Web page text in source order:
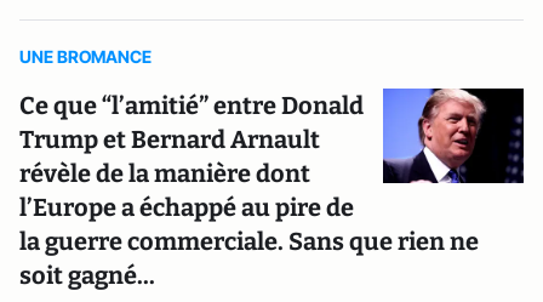
UNE BROMANCE
Ce que “l’amitié” entre Donald
Trump et Bernard Arnault
révèle de la manière dont
l’Europe a échappé au pire de
la guerre commerciale. Sans que rien ne
soit gagné...